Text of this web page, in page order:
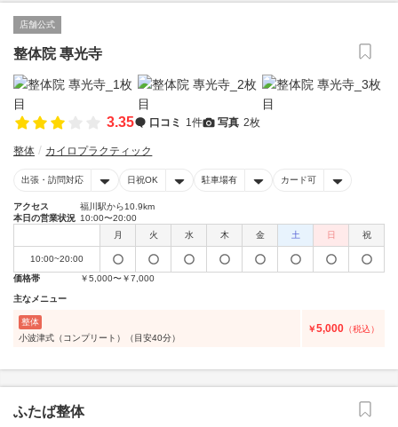
店舗公式
整体院 專光寺
3.35 口コミ 1件 写真 2枚
整体 カイロプラクティック
出張・訪問対応 日祝OK 駐車場有 カード可
アクセス
福川駅から10.9km
本日の営業状況 10:00〜20:00
月
火 水 木 金 土 日 祝
10:00~20:00
価格帯
￥5,000〜￥7,000
主なメニュー
整体
小波津式（コンプリート）（目安40分）
￥5,000 （税込）
ふたば整体